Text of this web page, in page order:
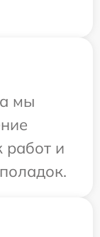
мы
работ и